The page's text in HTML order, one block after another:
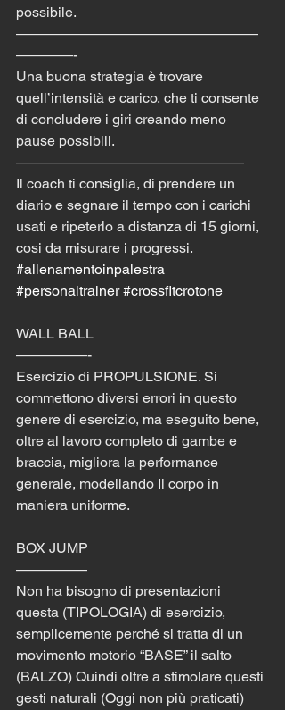
possibile.
—————————————————
————-
Una buona strategia è trovare
quell’intensità e carico, che ti consente
di concludere i giri creando meno
pause possibili.
————————————————
Il coach ti consiglia, di prendere un
diario e segnare il tempo con i carichi
usati e ripeterlo a distanza di 15 giorni,
cosi da misurare i progressi.
#allenamentoinpalestra
#personaltrainer #crossfitcrotone
WALL BALL
—————-
Esercizio di PROPULSIONE. Si
commettono diversi errori in questo
genere di esercizio, ma eseguito bene,
oltre al lavoro completo di gambe e
braccia, migliora la performance
generale, modellando Il corpo in
maniera uniforme.
BOX JUMP
—————
Non ha bisogno di presentazioni
questa (TIPOLOGIA) di esercizio,
semplicemente perché si tratta di un
movimento motorio “BASE” il salto
(BALZO) Quindi oltre a stimolare questi
gesti naturali (Oggi non più praticati)